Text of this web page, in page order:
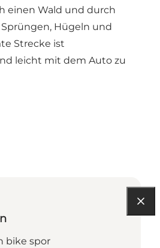
einen Wald und durch
Hügeln und
Strecke ist
leicht mit dem Auto zu
bike spor